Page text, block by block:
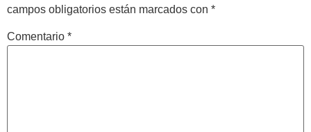
campos obligatorios están marcados con *
Comentario *